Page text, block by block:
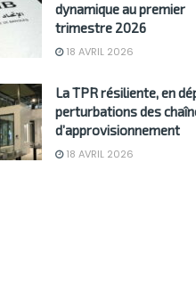
dynamique au premier
trimestre 2026
18 AVRIL 2026
La TPR résiliente, en
perturbations des
d’approvisionnement
18 AVRIL 2026